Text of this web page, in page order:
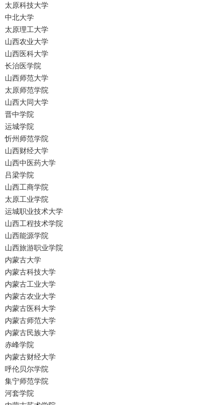
太原科技大学
中北大学
太原理工大学
山西农业大学
山西医科大学
长治医学院
山西师范大学
太原师范学院
山西大同大学
晋中学院
运城学院
忻州师范学院
山西财经大学
山西中医药大学
吕梁学院
山西工商学院
太原工业学院
运城职业技术大学
山西工程技术学院
山西能源学院
山西旅游职业学院
内蒙古大学
内蒙古科技大学
内蒙古工业大学
内蒙古农业大学
内蒙古医科大学
内蒙古师范大学
内蒙古民族大学
赤峰学院
内蒙古财经大学
呼伦贝尔学院
集宁师范学院
河套学院